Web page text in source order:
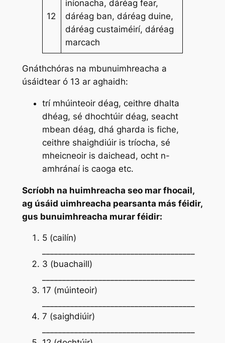
12
iníonacha, dáréag fear,
dáréag ban, dáréag duine,
dáréag custaiméirí, dáréag
marcach
Gnáthchóras na mbunuimhreacha a
úsáidtear ó 13 ar aghaidh:
trí mhúinteoir déag, ceithre dhalta
dhéag, sé dhochtúir déag, seacht
mbean déag, dhá gharda is fiche,
ceithre shaighdiúir is tríocha, sé
mheicneoir is daichead, ocht n-
amhránaí is caoga etc.
Scríobh na huimhreacha seo mar fhocail,
ag úsáid uimhreacha pearsanta más féidir,
gus bunuimhreacha murar féidir:
5 (cailín)
3 (buachaill)
17 (múinteoir)
7 (saighdiúir)